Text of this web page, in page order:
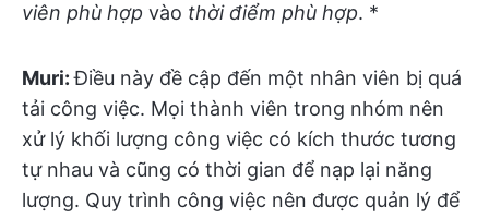
viên phù hợp vào thời điểm phù hợp. *
Muri:Điều này đề cập đến một nhân viên bị quá
tải công việc. Mọi thành viên trong nhóm nên
xử lý khối lượng công việc có kích thước tương
tự nhau và cũng có thời gian để nạp lại năng
lượng. Quy trình công việc nên được quản lý để